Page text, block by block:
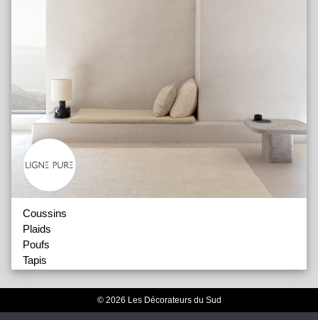
Coussins
Plaids
Poufs
Tapis
Tapis 2
© 2026 Les Décorateurs du Sud